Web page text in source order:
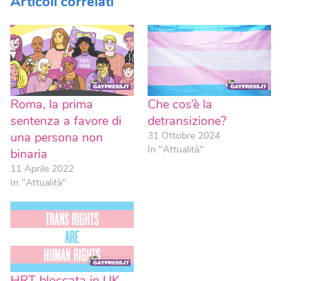
Roma, la prima
sentenza a favore di
una persona non
binaria
11 Aprile 2022
In "Attualità"
Che cos’è la
detransizione?
31 Ottobre 2024
In "Attualità"